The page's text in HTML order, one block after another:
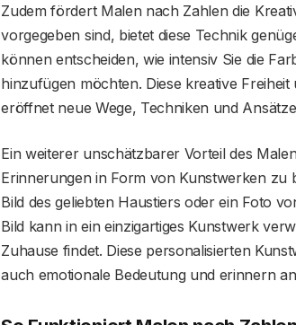
Zudem fördert Malen nach Zahlen die
vorgegeben sind, bietet diese Technik
können entscheiden, wie intensiv Sie die
hinzufügen möchten. Diese kreative
eröffnet neue Wege, Techniken und
Ein weiterer unschätzbarer Vorteil des
Erinnerungen in Form von Kunstwerken zu
Bild des geliebten Haustiers oder ein Foto
Bild kann in ein einzigartiges Kunstwerk
Zuhause findet. Diese personalisierten
auch emotionale Bedeutung und erinnern